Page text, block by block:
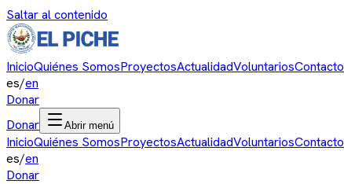
Saltar al contenido
InicioQuiénes SomosProyectosActualidadVoluntariosContacto
es/en
Donar
Donar
Abrir menú
InicioQuiénes SomosProyectosActualidadVoluntariosContacto
es/en
Donar